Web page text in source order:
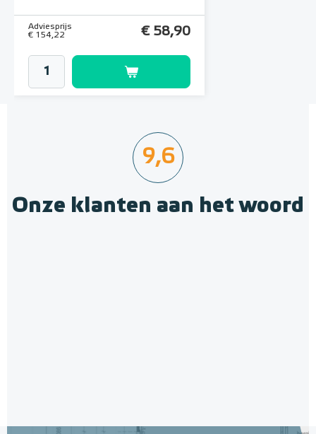
Adviesprijs
€ 154,22
€ 58,90
9,6
Onze klanten aan het woord